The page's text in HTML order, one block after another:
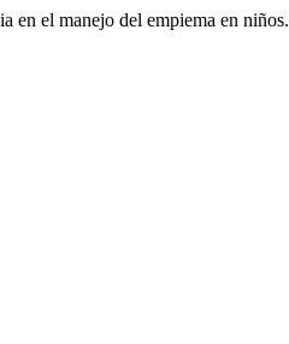
en el manejo del empiema en niños.